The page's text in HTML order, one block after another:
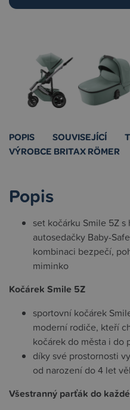
POPIS SOUVISEJÍCÍ
VÝROBCE BRITAX RÖMER
Popis
set kočárku Smile 5Z
autosedačky Baby-
kombinaci bezpečí,
miminko
Kočárek Smile 5Z
sportovní kočárek
moderní rodiče, kteří
kočárek do města i do
díky své prostornosti
od narození do 4 let
Všestranný parťák do